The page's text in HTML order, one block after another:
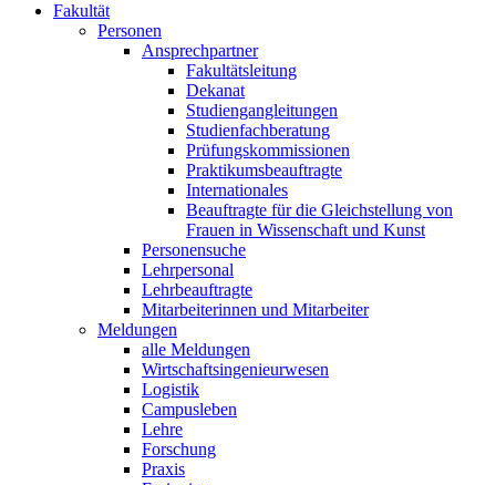
Fakultät
Personen
Ansprechpartner
Fakultätsleitung
Dekanat
Studiengangleitungen
Studienfachberatung
Prüfungskommissionen
Praktikumsbeauftragte
Internationales
Beauftragte für die Gleichstellung von
Frauen in Wissenschaft und Kunst
Personensuche
Lehrpersonal
Lehrbeauftragte
Mitarbeiterinnen und Mitarbeiter
Meldungen
alle Meldungen
Wirtschaftsingenieurwesen
Logistik
Campusleben
Lehre
Forschung
Praxis